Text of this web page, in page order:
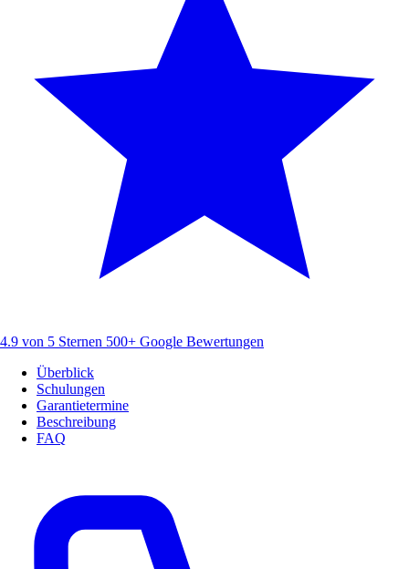
4.9 von 5 Sternen 500+ Google Bewertungen
Überblick
Schulungen
Garantietermine
Beschreibung
FAQ